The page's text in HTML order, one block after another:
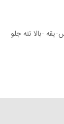
یقه -بالا تنه جلو